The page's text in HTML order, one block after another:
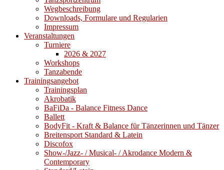
Wegbeschreibung
Downloads, Formulare und Regularien
Impressum
Veranstaltungen
Turniere
2026 & 2027
Workshops
Tanzabende
Trainingsangebot
Trainingsplan
Akrobatik
BaFiDa - Balance Fitness Dance
Ballett
BodyFit - Kraft & Balance für Tänzerinnen und Tänzer
Breitensport Standard & Latein
Discofox
Show-/Jazz- / Musical- / Akrodance Modern &
Contemporary